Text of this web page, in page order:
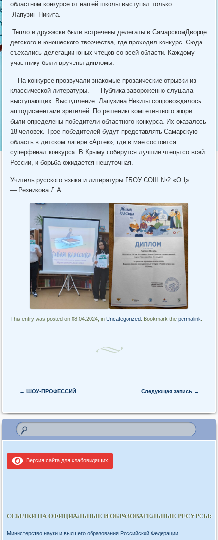
областном конкурсе от нашей школы выступал только
Лапузин Никита.
Тепло и дружески были встречены делегаты в СамарскомДворце
детского и юношеского творчества, где проходил конкурс. Сюда
съехались делегации юных чтецов со всей области. Каждому
участнику были вручены дипломы.
На конкурсе прозвучали знакомые прозаические отрывки из
классической литературы. Публика завороженно слушала
выступающих. Выступление Лапузина Никиты сопровождалось
аплодисментами зрителей. По решению компетентного жюри
были определены победители областного конкурса. Их оказалось
18 человек. Трое победителей будут представлять Самарскую
область в детском лагере «Артек», где в мае состоится
суперфинал конкурса. В Крыму соберутся лучшие чтецы со всей
России, и борьба ожидается нешуточная.
Учитель русского языка и литературы ГБОУ СОШ №2 «ОЦ»
— Резникова Л.А.
This entry was posted on 08.04.2024, inUncategorized . Bookmark thepermalink
Post navigation
← ШОУ-ПРОФЕССИЙ Следующая запись →
Версия сайта для слабовидящих
ССЫЛКИ НА ОФИЦИАЛЬНЫЕ И ОБРАЗОВАТЕЛЬНЫЕ РЕСУРСЫ:
Министерство науки и высшего образования Российской Федерации